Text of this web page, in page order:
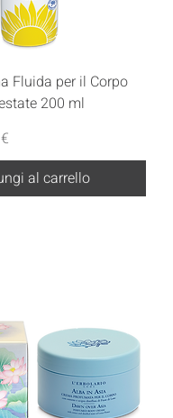
Fluida per il Corpo
200 ml
scontato
al carrello